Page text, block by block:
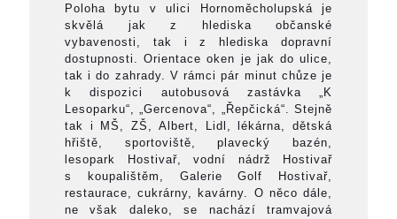
Poloha bytu v ulici Hornoměcholupská je
skvělá jak z hlediska občanské
vybavenosti, tak i z hlediska dopravní
dostupnosti. Orientace oken je jak do ulice,
tak i do zahrady. V rámci pár minut chůze je
k dispozici autobusová zastávka „K
Lesoparku“, „Gercenova“, „Řepčická“. Stejně
tak i MŠ, ZŠ, Albert, Lidl, lékárna, dětská
hřiště, sportoviště, plavecký bazén,
lesopark Hostivař, vodní nádrž Hostivař
s koupalištěm, Galerie Golf Hostivař,
restaurace, cukrárny, kavárny. O něco dále,
ne však daleko, se nachází tramvajová